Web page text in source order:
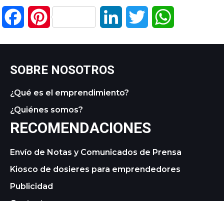
FacebookPinterest LinkedIn Twitter
SOBRE NOSOTROS
¿Qué es el emprendimiento?
¿Quiénes somos?
RECOMENDACIONES
Envío de Notas y Comunicados de Prensa
Kiosco de dosieres para emprendedores
Publicidad